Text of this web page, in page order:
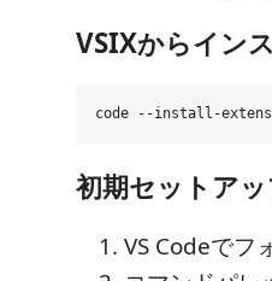
VSIXからイン
初期セットア
VS Codeでフ